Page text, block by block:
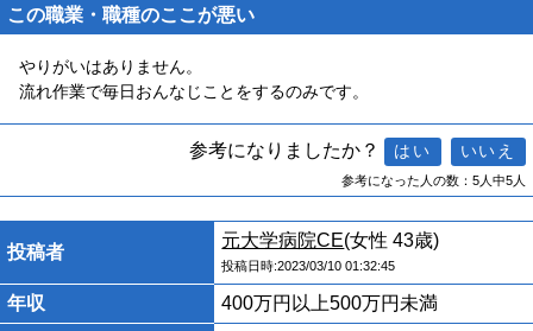
この職業・職種のここが悪い
やりがいはありません。
流れ作業で毎日おんなじことをするのみです。
参考になりましたか？
参考になった人の数：5人中5人
投稿者
元大学病院CE(女性 43歳)
投稿日時:2023/03/10 01:32:45
年収
400万円以上500万円未満